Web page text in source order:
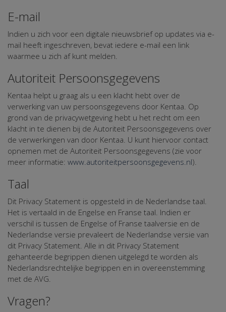
E-mail
Indien u zich voor een digitale nieuwsbrief op updates via e-
mail heeft ingeschreven, bevat iedere e-mail een link
waarmee u zich af kunt melden.
Autoriteit Persoonsgegevens
Kentaa helpt u graag als u een klacht hebt over de
verwerking van uw persoonsgegevens door Kentaa. Op
grond van de privacywetgeving hebt u het recht om een
klacht in te dienen bij de Autoriteit Persoonsgegevens over
de verwerkingen van door Kentaa. U kunt hiervoor contact
opnemen met de Autoriteit Persoonsgegevens (zie voor
meer informatie: www.autoriteitpersoonsgegevens.nl).
Taal
Dit Privacy Statement is opgesteld in de Nederlandse taal.
Het is vertaald in de Engelse en Franse taal. Indien er
verschil is tussen de Engelse of Franse taalversie en de
Nederlandse versie prevaleert de Nederlandse versie van
dit Privacy Statement. Alle in dit Privacy Statement
gehanteerde begrippen dienen uitgelegd te worden als
Nederlandsrechtelijke begrippen en in overeenstemming
met de AVG.
Vragen?